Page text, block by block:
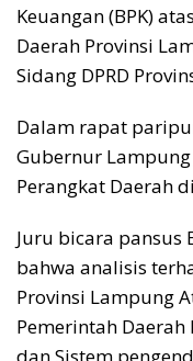
Keuangan (BPK)
Daerah Provinsi
Sidang DPRD
Dalam rapat
Gubernur
Perangkat Daerah
Juru bicara pansus
bahwa analisis
Provinsi Lampung
Pemerintah
dan Sistem